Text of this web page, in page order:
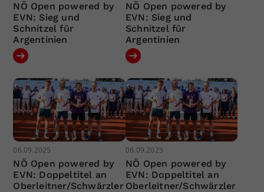
NÖ Open powered by
EVN: Sieg und
Schnitzel für
Argentinien
NÖ Open powered by
EVN: Sieg und
Schnitzel für
Argentinien
06.09.2025
NÖ Open powered by
EVN: Doppeltitel an
Oberleitner/Schwärzler
06.09.2025
NÖ Open powered by
EVN: Doppeltitel an
Oberleitner/Schwärzler